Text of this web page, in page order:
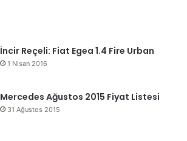
İncir Reçeli: Fiat Egea 1.4 Fire Urban
1 Nisan 2016
Mercedes Ağustos 2015 Fiyat Listesi
31 Ağustos 2015